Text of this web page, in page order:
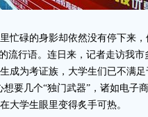
碌的身影却依然没有停下来，
流行语。连日来，记者走访我
成为考证族，大学生们已不满
要几个“独门武器”，诸如电子
大学生眼里变得炙手可热。